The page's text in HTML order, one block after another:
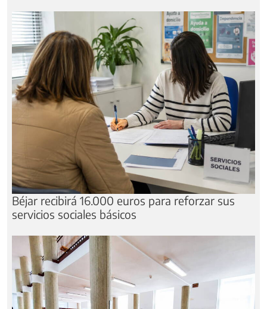
Béjar recibirá 16.000 euros para reforzar sus
servicios sociales básicos